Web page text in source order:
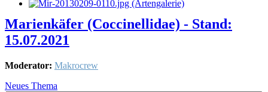
Marienkäfer (Coccinellidae) - Stand:
15.07.2021
Moderator: Makrocrew
Neues Thema